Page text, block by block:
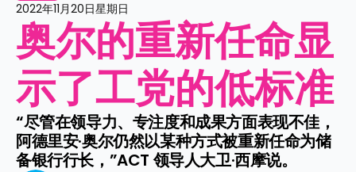
2022年11月20日星期日
奥尔的重新任命显
示了工党的低标准
“尽管在领导力、专注度和成果方面表现不佳，
阿德里安·奥尔仍然以某种方式被重新任命为储
备银行行长，”ACT 领导人大卫·西摩说。